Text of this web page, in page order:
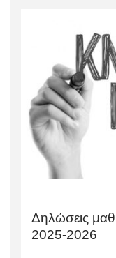
Δηλώσεις
2025-2026